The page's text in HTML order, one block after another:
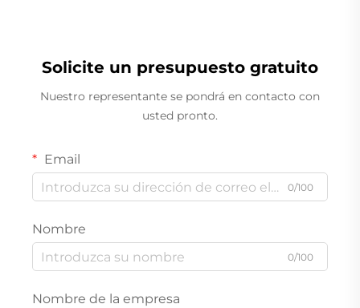
Solicite un presupuesto gratuito
Nuestro representante se pondrá en contacto con
usted pronto.
Email
0/100
Nombre
0/100
Nombre de la empresa